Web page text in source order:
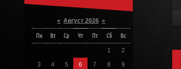
« Август 2026 »
Пн Вт Ср Чт Пт Сб Вс
1 2
3 4 5 6 7 8 9